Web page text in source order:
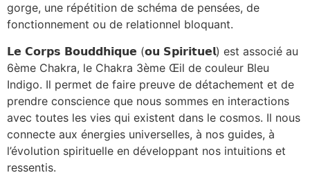
gorge, une répétition de schéma de pensées, de
fonctionnement ou de relationnel bloquant.
𝗟𝗲 𝗖𝗼𝗿𝗽𝘀 𝗕𝗼𝘂𝗱𝗱𝗵𝗶𝗾𝘂𝗲 (𝗼𝘂 𝗦𝗽𝗶𝗿𝗶𝘁𝘂𝗲𝗹) est associé au
6ème Chakra, le Chakra 3ème Œil de couleur Bleu
Indigo. Il permet de faire preuve de détachement et de
prendre conscience que nous sommes en interactions
avec toutes les vies qui existent dans le cosmos. Il nous
connecte aux énergies universelles, à nos guides, à
l’évolution spirituelle en développant nos intuitions et
ressentis.